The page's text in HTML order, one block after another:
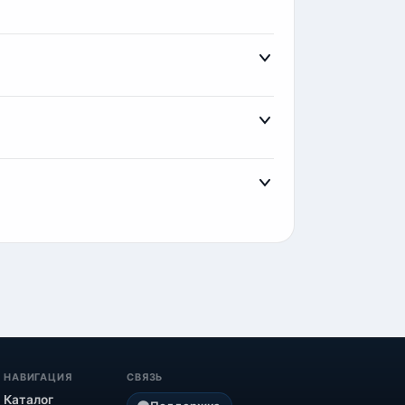
НАВИГАЦИЯ
Каталог
СВЯЗЬ